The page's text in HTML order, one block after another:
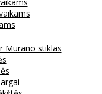
Murano stiklas